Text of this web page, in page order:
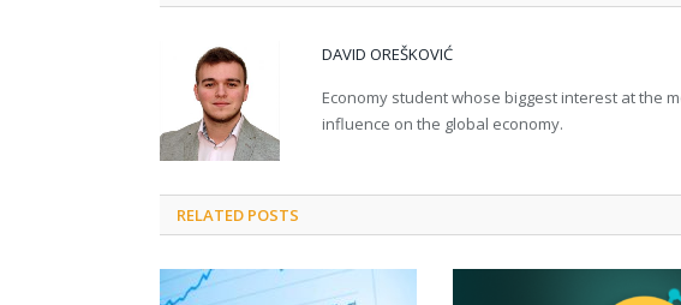
DAVID OREŠKOVIĆ
Economy student whose biggest interest at the
influence on the global economy.
RELATED POSTS